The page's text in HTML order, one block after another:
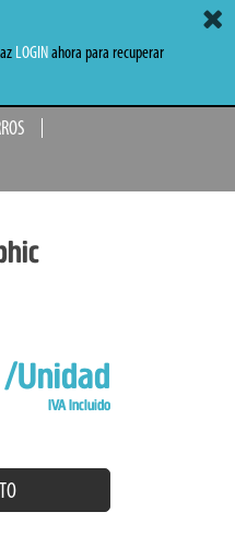
/Unidad
IVA Incluido
LOGINahora para recuperar